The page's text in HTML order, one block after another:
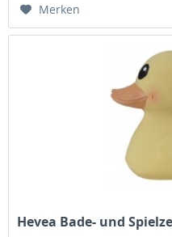
Merken
Hevea Bade- und